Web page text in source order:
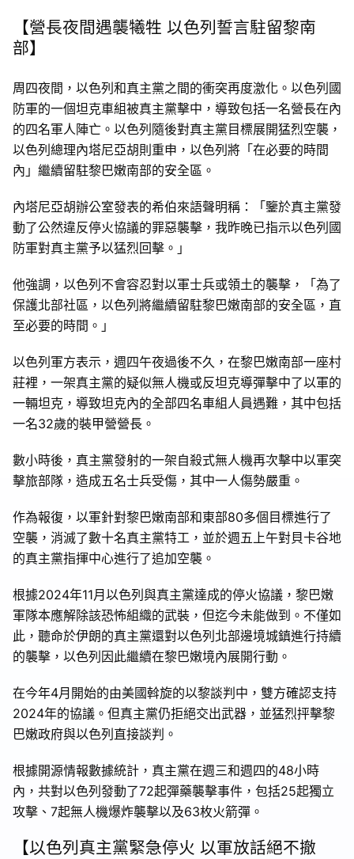
【營長夜間遇襲犧牲 以色列誓言駐留黎南
部】
周四夜間，以色列和真主黨之間的衝突再度激化。以色列國
防軍的一個坦克車組被真主黨擊中，導致包括一名營長在內
的四名軍人陣亡。以色列隨後對真主黨目標展開猛烈空襲，
以色列總理內塔尼亞胡則重申，以色列將「在必要的時間
內」繼續留駐黎巴嫩南部的安全區。
內塔尼亞胡辦公室發表的希伯來語聲明稱：「鑒於真主黨發
動了公然違反停火協議的罪惡襲擊，我昨晚已指示以色列國
防軍對真主黨予以猛烈回擊。」
他強調，以色列不會容忍對以軍士兵或領土的襲擊，「為了
保護北部社區，以色列將繼續留駐黎巴嫩南部的安全區，直
至必要的時間。」
以色列軍方表示，週四午夜過後不久，在黎巴嫩南部一座村
莊裡，一架真主黨的疑似無人機或反坦克導彈擊中了以軍的
一輛坦克，導致坦克內的全部四名車組人員遇難，其中包括
一名32歲的裝甲營營長。
數小時後，真主黨發射的一架自殺式無人機再次擊中以軍突
擊旅部隊，造成五名士兵受傷，其中一人傷勢嚴重。
作為報復，以軍針對黎巴嫩南部和東部80多個目標進行了
空襲，消滅了數十名真主黨特工，並於週五上午對貝卡谷地
的真主黨指揮中心進行了追加空襲。
根據2024年11月以色列與真主黨達成的停火協議，黎巴嫩
軍隊本應解除該恐怖組織的武裝，但迄今未能做到。不僅如
此，聽命於伊朗的真主黨還對以色列北部邊境城鎮進行持續
的襲擊，以色列因此繼續在黎巴嫩境內展開行動。
在今年4月開始的由美國斡旋的以黎談判中，雙方確認支持
2024年的協議。但真主黨仍拒絕交出武器，並猛烈抨擊黎
巴嫩政府與以色列直接談判。
根據開源情報數據統計，真主黨在週三和週四的48小時
內，共對以色列發動了72起彈藥襲擊事件，包括25起獨立
攻擊、7起無人機爆炸襲擊以及63枚火箭彈。
【以色列真主黨緊急停火 以軍放話絕不撤